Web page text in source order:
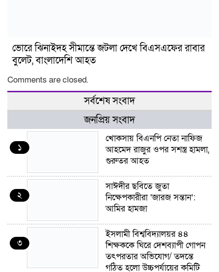
ভোরে ঝিনাইদহ সীমান্তে জটলা দেখে বিএসএফের রাবার
বুলেট, বাংলাদেশি আহত
Comments are closed.
সর্বশেষ সংবাদ
জনপ্রিয় সংবাদ
১
খোকসায় বিএনপি নেতা নাফিজ
আহমেদ রাজুর ওপর সশস্ত্র হামলা,
গুরুতর আহত
২
সাঈদীর ছবিতে জুতা
নিক্ষেপকারীরা ‘জারজ সন্তান’:
আমির হামজা
৩
ইসলামী বিশ্ববিদ্যালয়র ৪৪
শিক্ষককে ঘিরে দেশব্যাপী গোপন
তৎপরতার অভিযোগ/ তদন্তে
গঠিত হলো উচ্চপর্যায়ের কমিটি